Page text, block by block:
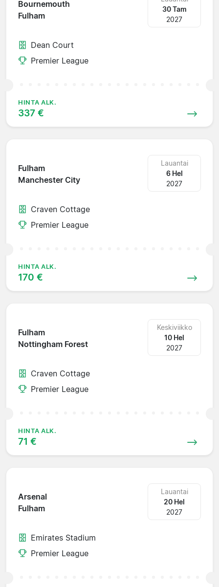
Bournemouth
Fulham
30 Tam
2027
Dean Court
Premier League
HINTA ALK.
337 €
Fulham
Manchester City
Lauantai
6 Hel
2027
Craven Cottage
Premier League
HINTA ALK.
170 €
Fulham
Nottingham Forest
Keskiviikko
10 Hel
2027
Craven Cottage
Premier League
HINTA ALK.
71 €
Arsenal
Fulham
Lauantai
20 Hel
2027
Emirates Stadium
Premier League